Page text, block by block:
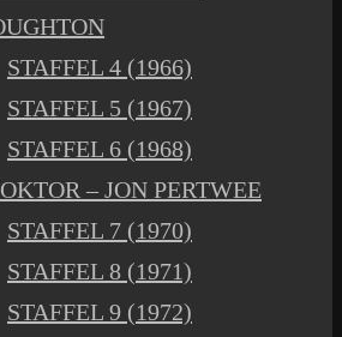
STAFFEL 4 (1966)
STAFFEL 5 (1967)
STAFFEL 6 (1968)
– JON PERTWEE
STAFFEL 7 (1970)
STAFFEL 8 (1971)
STAFFEL 9 (1972)